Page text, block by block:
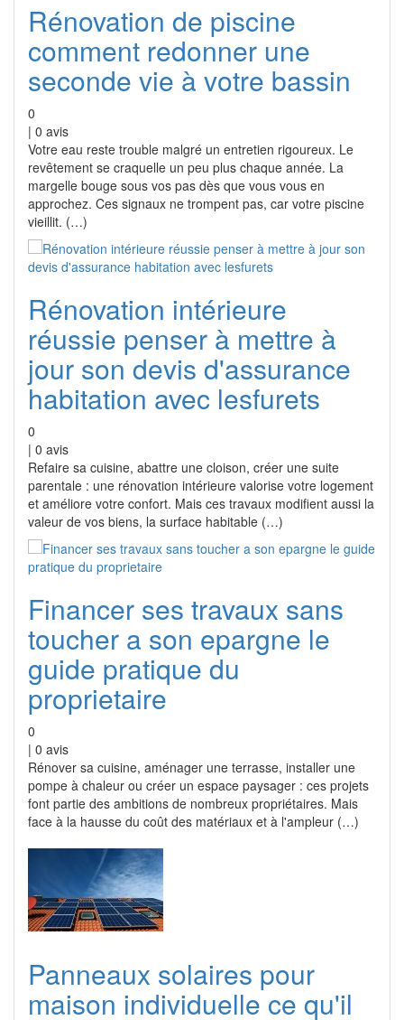
Rénovation de piscine
comment redonner une
seconde vie à votre bassin
0
| 0 avis
Votre eau reste trouble malgré un entretien rigoureux. Le
revêtement se craquelle un peu plus chaque année. La
margelle bouge sous vos pas dès que vous vous en
approchez. Ces signaux ne trompent pas, car votre piscine
vieillit. (…)
Rénovation intérieure
réussie penser à mettre à
jour son devis d'assurance
habitation avec lesfurets
0
| 0 avis
Refaire sa cuisine, abattre une cloison, créer une suite
parentale : une rénovation intérieure valorise votre logement
et améliore votre confort. Mais ces travaux modifient aussi la
valeur de vos biens, la surface habitable (…)
Financer ses travaux sans
toucher a son epargne le
guide pratique du
proprietaire
0
| 0 avis
Rénover sa cuisine, aménager une terrasse, installer une
pompe à chaleur ou créer un espace paysager : ces projets
font partie des ambitions de nombreux propriétaires. Mais
face à la hausse du coût des matériaux et à l'ampleur (…)
Panneaux solaires pour
maison individuelle ce qu'il